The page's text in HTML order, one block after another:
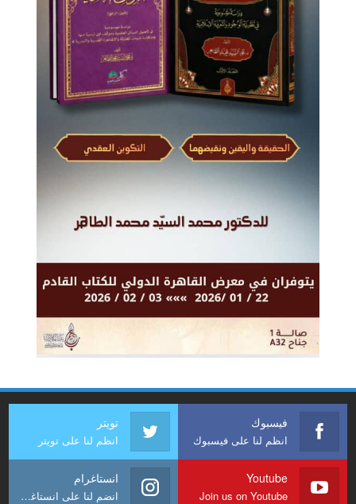
فيسبوك
انظم لنا على فيسبوك
تويتر
انظم لنا على تويتر
Youtube
Join us on Youtube
انستاغرام
انضم لنا على انستاغرام